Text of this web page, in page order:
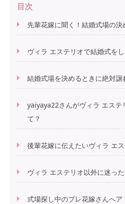
目次
先輩花嫁に聞く！結婚式場の決
ヴィラ エステリオで結婚式を
結婚式場を決めるときに絶対譲
yaiyaya22さんがヴィラ エステ
て？
後輩花嫁に伝えたいヴィラ エ
ヴィラ エステリオ以外に迷っ
式場探し中のプレ花嫁さんへア